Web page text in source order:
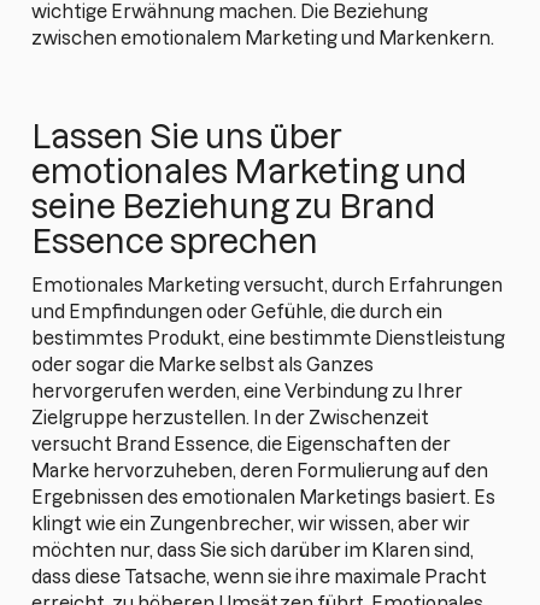
wichtige Erwähnung machen. Die Beziehung
zwischen emotionalem Marketing und Markenkern.
Lassen Sie uns über
emotionales Marketing und
seine Beziehung zu Brand
Essence sprechen
Emotionales Marketing versucht, durch Erfahrungen
und Empfindungen oder Gefühle, die durch ein
bestimmtes Produkt, eine bestimmte Dienstleistung
oder sogar die Marke selbst als Ganzes
hervorgerufen werden, eine Verbindung zu Ihrer
Zielgruppe herzustellen. In der Zwischenzeit
versucht Brand Essence, die Eigenschaften der
Marke hervorzuheben, deren Formulierung auf den
Ergebnissen des emotionalen Marketings basiert. Es
klingt wie ein Zungenbrecher, wir wissen, aber wir
möchten nur, dass Sie sich darüber im Klaren sind,
dass diese Tatsache, wenn sie ihre maximale Pracht